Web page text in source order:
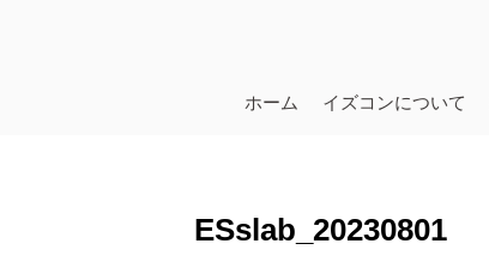
ホーム イズコンについて
ESslab_20230801